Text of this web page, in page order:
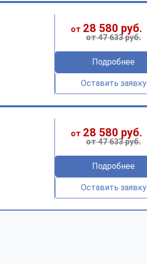
от 28 580 руб.
от 47 633 руб.
Подробнее
Оставить заявку
от 28 580 руб.
от 47 633 руб.
Подробнее
Оставить заявку